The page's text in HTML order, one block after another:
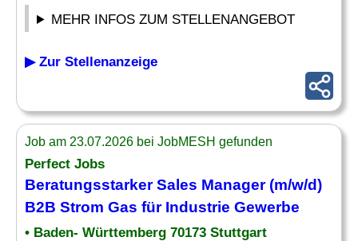
MEHR INFOS ZUM STELLENANGEBOT
▶ Zur Stellenanzeige
Job am 23.07.2026 bei JobMESH gefunden
Perfect Jobs
Beratungsstarker Sales Manager (m/w/d)
B2B Strom Gas für Industrie Gewerbe
• Baden- Württemberg 70173 Stuttgart